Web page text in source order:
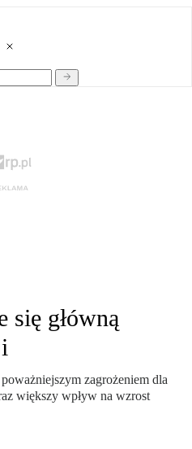
się główną
zagrożeniem dla
większy wpływ na wzrost